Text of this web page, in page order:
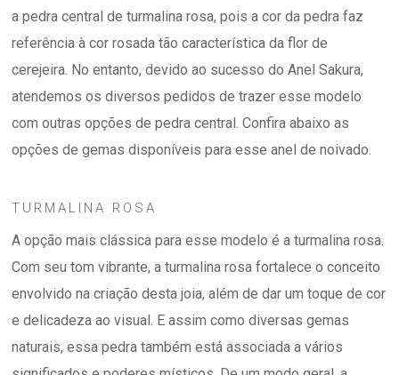
a pedra central de turmalina rosa, pois a cor da pedra faz
referência à cor rosada tão característica da flor de
cerejeira. No entanto, devido ao sucesso do Anel Sakura,
atendemos os diversos pedidos de trazer esse modelo
com outras opções de pedra central. Confira abaixo as
opções de gemas disponíveis para esse anel de noivado.
TURMALINA ROSA
A opção mais clássica para esse modelo é a turmalina rosa.
Com seu tom vibrante, a turmalina rosa fortalece o conceito
envolvido na criação desta joia, além de dar um toque de cor
e delicadeza ao visual. E assim como diversas gemas
naturais, essa pedra também está associada a vários